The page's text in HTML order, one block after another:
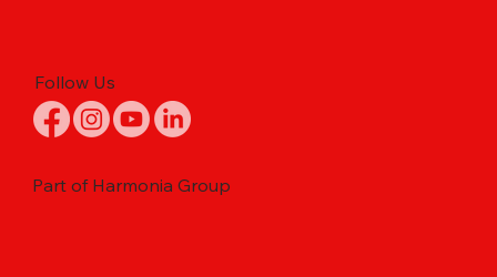
Follow Us
Part of Harmonia Group